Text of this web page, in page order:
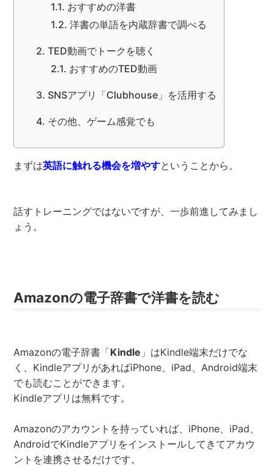
おすすめの洋書
洋書の単語を内蔵辞書で調べる
TED動画でトークを聴く
おすすめのTED動画
SNSアプリ「Clubhouse」を活用する
その他、ゲーム感覚でも
まずは英語に触れる機会を増やすということから。
話すトレーニングではないですが、一歩前進してみまし
ょう。
Amazonの電子辞書で洋書を読む
Amazonの電子辞書「Kindle 」はKindle端末だけでな
く、KindleアプリがあればiPhone、iPad、Android端末
でも読むことができます。
Kindleアプリは無料です。
Amazonのアカウントを持っていれば、iPhone、iPad、
AndroidでKindleアプリをインストールしてきてアカウ
ントを連携させるだけです。